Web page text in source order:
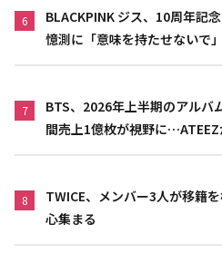
6
BLACKPINK ジス、10周年記
憶測に「意味を持たせないで」
7
BTS、2026年上半期のアルバ
間売上1億枚が視野に
8
TWICE、メンバー3人が移籍
心集まる